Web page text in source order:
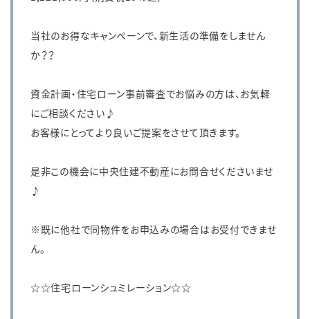
当社のお得なキャンペーンで、新生活の準備をしません
か？？
資金計画・住宅ローン事前審査でお悩みの方は、お気軽
にご相談ください♪
お客様にとってより良いご提案をさせて頂きます。
是非この機会に中央住建不動産にお問合せくださいませ
♪
※既に他社で同物件をお申込みの場合はお受付できませ
ん。
☆☆住宅ローンシュミレーション☆☆